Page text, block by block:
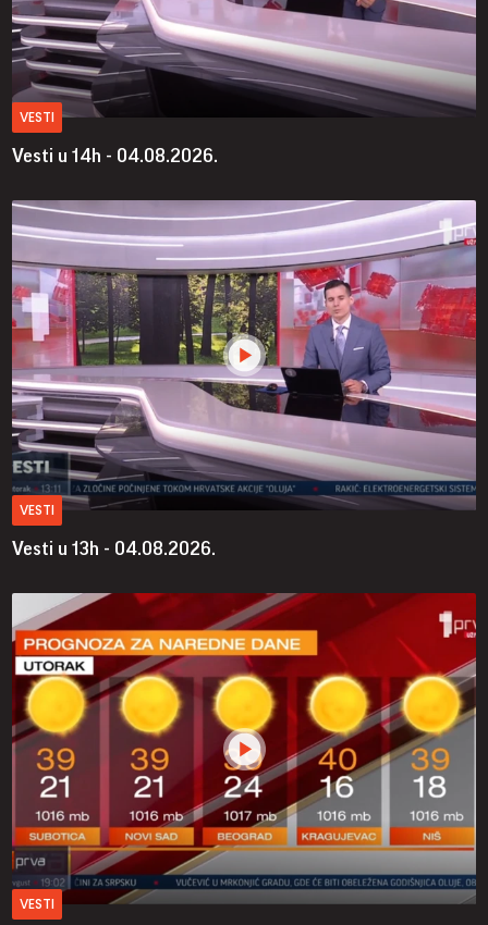
VESTI
Vesti u 14h - 04.08.2026.
VESTI
Vesti u 13h - 04.08.2026.
VESTI